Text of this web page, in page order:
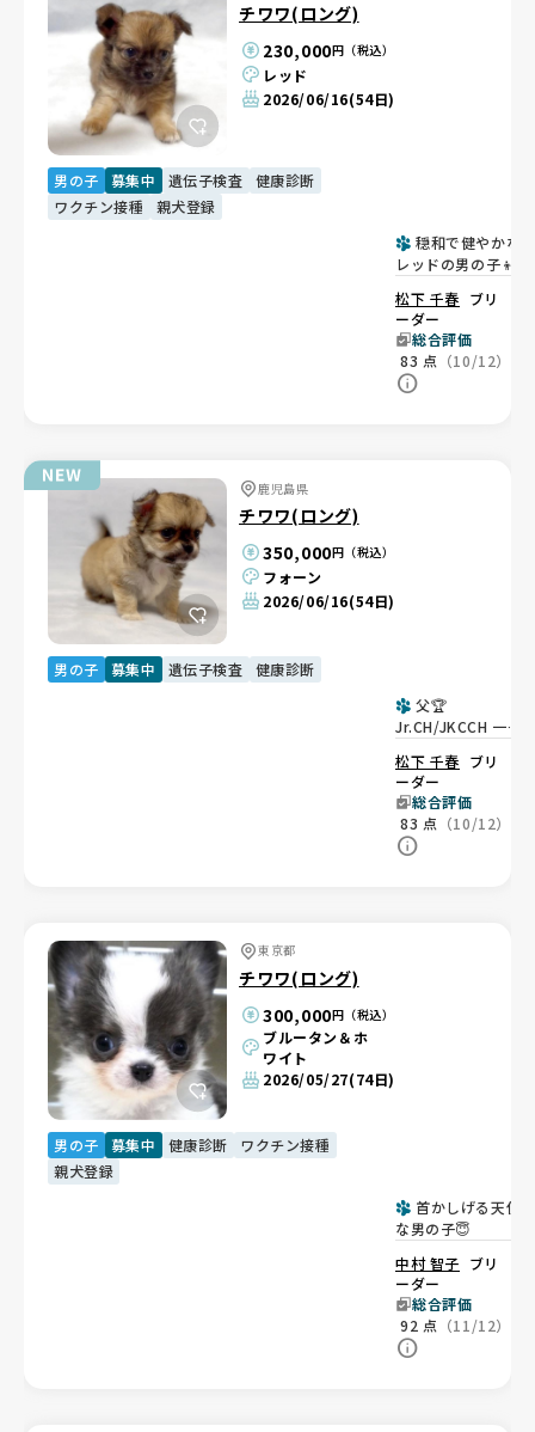
チワワ(ロング)
230,000円（税込）
レッド
2026/06/16(54日)
男の子 募集中 遺伝子検査
健康診断
ワクチン接種
親犬登録
穏和で健やかな
レッドの男の子👦
松下 千春 ブリ
ーダー
総合評価
83 点 （10/12）
鹿児島県
チワワ(ロング)
350,000円（税込）
フォーン
2026/06/16(54日)
男の子 募集中 遺伝子検査
健康診断
父🏆
Jr.CH/JKCCH 一番
松下 千春 ブリ
ーダー
総合評価
83 点 （10/12）
東京都
チワワ(ロング)
300,000円（税込）
ブルータン＆ホ
ワイト
2026/05/27(74日)
男の子 募集中 健康診断
ワクチン接種
親犬登録
首かしげる天使
な男の子😇
中村 智子 ブリ
ーダー
総合評価
92 点 （11/12）